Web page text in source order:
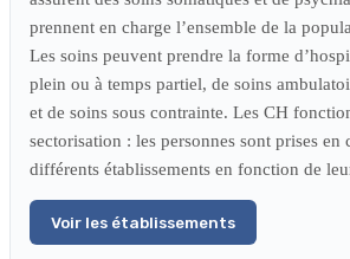
prennent en charge l’ensemble de la
Les soins peuvent prendre la forme
plein ou à temps partiel, de soins
et de soins sous contrainte. Les CH
sectorisation : les personnes sont prises en
différents établissements en fonction de
Voir les établissements